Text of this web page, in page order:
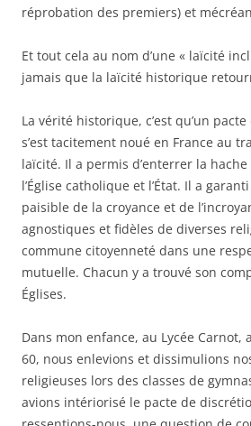
réprobation des premiers) et
Et tout cela au nom d’une « laïcité
jamais que la laïcité historique
La vérité historique, c’est qu’un
s’est tacitement noué en France au
laïcité. Il a permis d’enterrer la
l’Église catholique et l’État. Il a
paisible de la croyance et de
agnostiques et fidèles de diverses
commune citoyenneté dans une
mutuelle. Chacun y a trouvé son
Églises.
Dans mon enfance, au Lycée Carnot,
60, nous enlevions et dissimulions
religieuses lors des classes de
avions intériorisé le pacte de